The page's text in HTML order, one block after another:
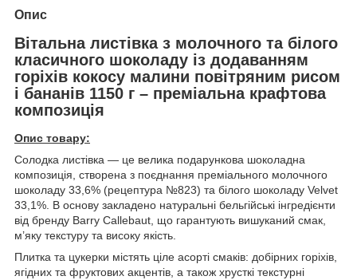
Опис
Вітальна листівка з молочного та білого
класичного шоколаду із додаванням
горіхів кокосу малини повітряним рисом
і бананів 1150 г – преміальна крафтова
композиція
Опис товару:
Солодка листівка — це велика подарункова шоколадна
композиція, створена з поєднання преміального молочного
шоколаду 33,6% (рецептура №823) та білого шоколаду Velvet
33,1%. В основу закладено натуральні бельгійські інгредієнти
від бренду Barry Callebaut, що гарантують вишуканий смак,
м’яку текстуру та високу якість.
Плитка та цукерки містять ціле асорті смаків: добірних горіхів,
ягідних та фруктових акцентів, а також хрусткі текстурні